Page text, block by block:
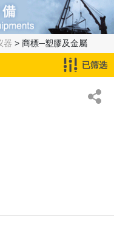
器 > 商標─塑膠及金屬
已筛选